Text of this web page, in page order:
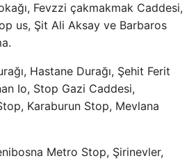
Fevzzi çakmakmak Caddesi,
us, Şit Ali Aksay ve Barbaros
Hastane Durağı, Şehit Ferit
Io, Stop Gazi Caddesi,
Karaburun Stop, Mevlana
Metro Stop, Şirinevler,